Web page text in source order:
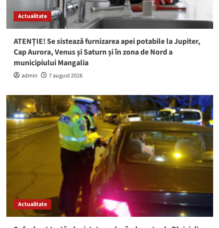
Actualitate
ATENȚIE! Se sistează furnizarea apei potabile la Jupiter,
Cap Aurora, Venus și Saturn și în zona de Nord a
municipiului Mangalia
admin 7 august 2026
Actualitate